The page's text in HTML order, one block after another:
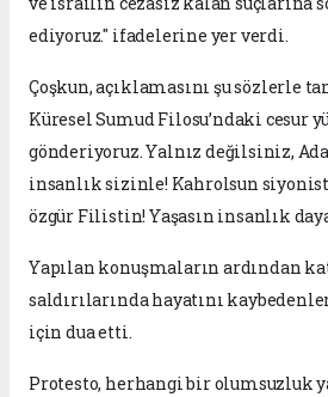
ediyoruz." ifadelerine yer verdi.
Çoşkun, açıklamasını şu sözlerle
Küresel Sumud Filosu’ndaki cesur
gönderiyoruz. Yalnız değilsiniz,
insanlık sizinle! Kahrolsun siyonist
özgür Filistin! Yaşasın insanlık
Yapılan konuşmaların ardından
saldırılarında hayatını
için dua etti.
Protesto, herhangi bir olumsuzluk